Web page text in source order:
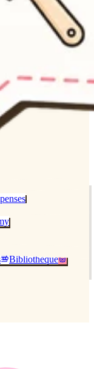
Bibliothèque